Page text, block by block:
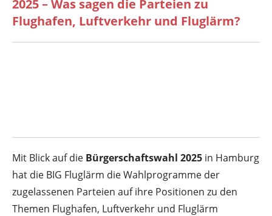
2025 – Was sagen die Parteien zu
Flughafen, Luftverkehr und Fluglärm?
Mit Blick auf die Bürgerschaftswahl 2025 in Hamburg
hat die BIG Fluglärm die Wahlprogramme der
zugelassenen Parteien auf ihre Positionen zu den
Themen Flughafen, Luftverkehr und Fluglärm